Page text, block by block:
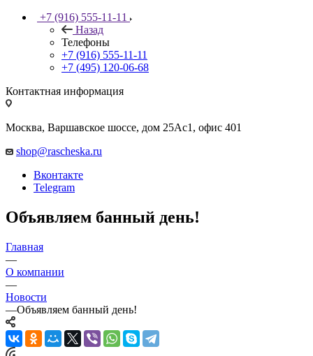
+7 (916) 555-11-11
Назад
Телефоны
+7 (916) 555-11-11
+7 (495) 120-06-68
Контактная информация
Москва, Варшавское шоссе, дом 25Аc1, офис 401
shop@rascheska.ru
Вконтакте
Telegram
Объявляем банный день!
Главная
—
О компании
—
Новости
—Объявляем банный день!